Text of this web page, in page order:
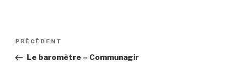
Navigation
l’article
Article
précédent
PRÉCÉDENT
Le baromètre – Communagir